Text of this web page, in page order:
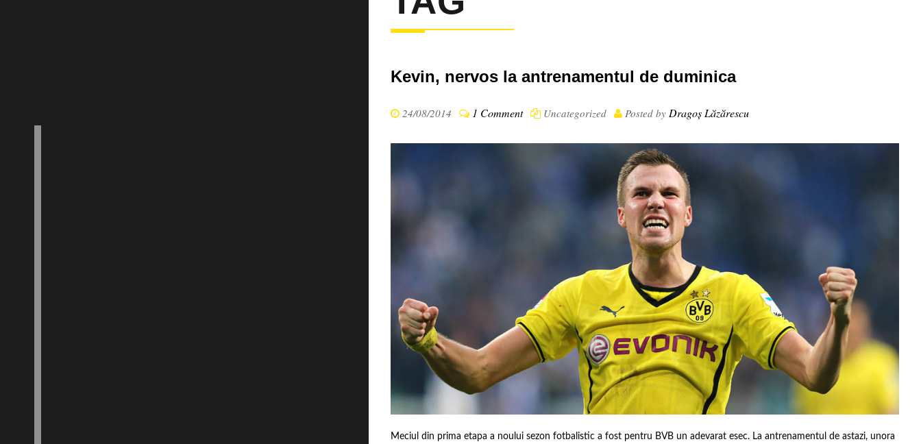
Kevin, nervos la antrenamentul de duminica
24/08/2014 1 Comment Uncategorized Posted by Dragoș Lăzărescu
Meciul din prima etapa a noului sezon fotbalistic a fost pentru BVB un adevarat esec. La antrenamentul de astazi, unora